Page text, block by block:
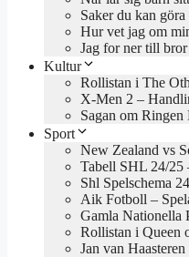
Saker du kan
Hur vet jag om
Jag for ner till
Kultur
Rollistan i The
X-Men 2 –
Sagan om
Sport
New Zealand vs
Tabell SHL 24/25
Shl Spelschema
Aik Fotboll –
Gamla Nationella
Rollistan i Queen
Jan van